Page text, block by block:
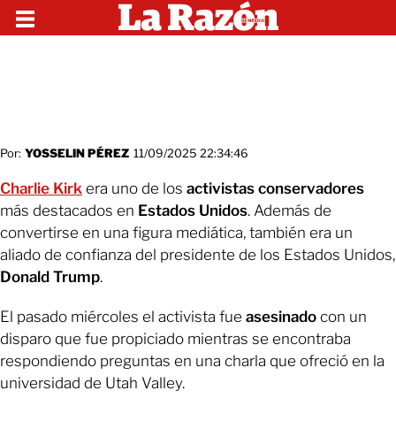
Por: YOSSELIN PÉREZ 11/09/2025 22:34:46
Charlie Kirk era uno de los activistas conservadores
más destacados en Estados Unidos. Además de
convertirse en una figura mediática, también era un
aliado de confianza del presidente de los Estados Unidos,
Donald Trump.
El pasado miércoles el activista fue asesinado con un
disparo que fue propiciado mientras se encontraba
respondiendo preguntas en una charla que ofreció en la
universidad de Utah Valley.